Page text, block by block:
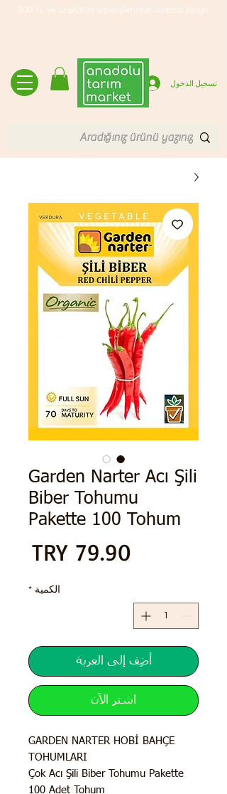
500 TL ve üzeri tüm siparişlerinde ücretsiz kargo
تسجيل الدخول
Garden Narter Acı Şili
Biber Tohumu
Pakette 100 Tohum
الكمية *
أضِف إلى العربة
اشترِ الآن
GARDEN NARTER HOBİ BAHÇE
TOHUMLARI
Çok Acı Şili Biber Tohumu Pakette
100 Adet Tohum